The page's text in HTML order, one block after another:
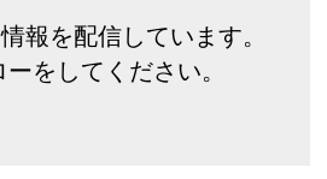
報を配信しています。
をしてください。